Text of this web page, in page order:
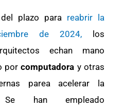
plazo para reabrir la
de 2024, los
echan mano
porcomputadora y otras
parea acelerar la
Se han empleado